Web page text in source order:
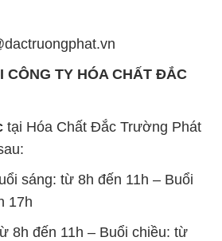
CÔNG TY HÓA CHẤT ĐẮC
tại Hóa Chất Đắc Trường Phát
sáng: từ 8h đến 11h – Buổi
17h
8h đến 11h – Buổi chiều: từ